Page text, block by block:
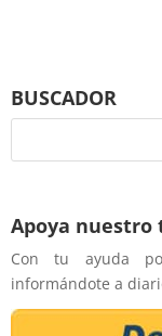
BUSCADOR
Apoya nuestro
Con tu ayuda
informándote a